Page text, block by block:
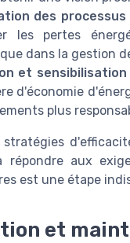
des processus
les pertes
dans la gestion
et sensibilisation
d'économie
plus
répondre aux
est une étape
et